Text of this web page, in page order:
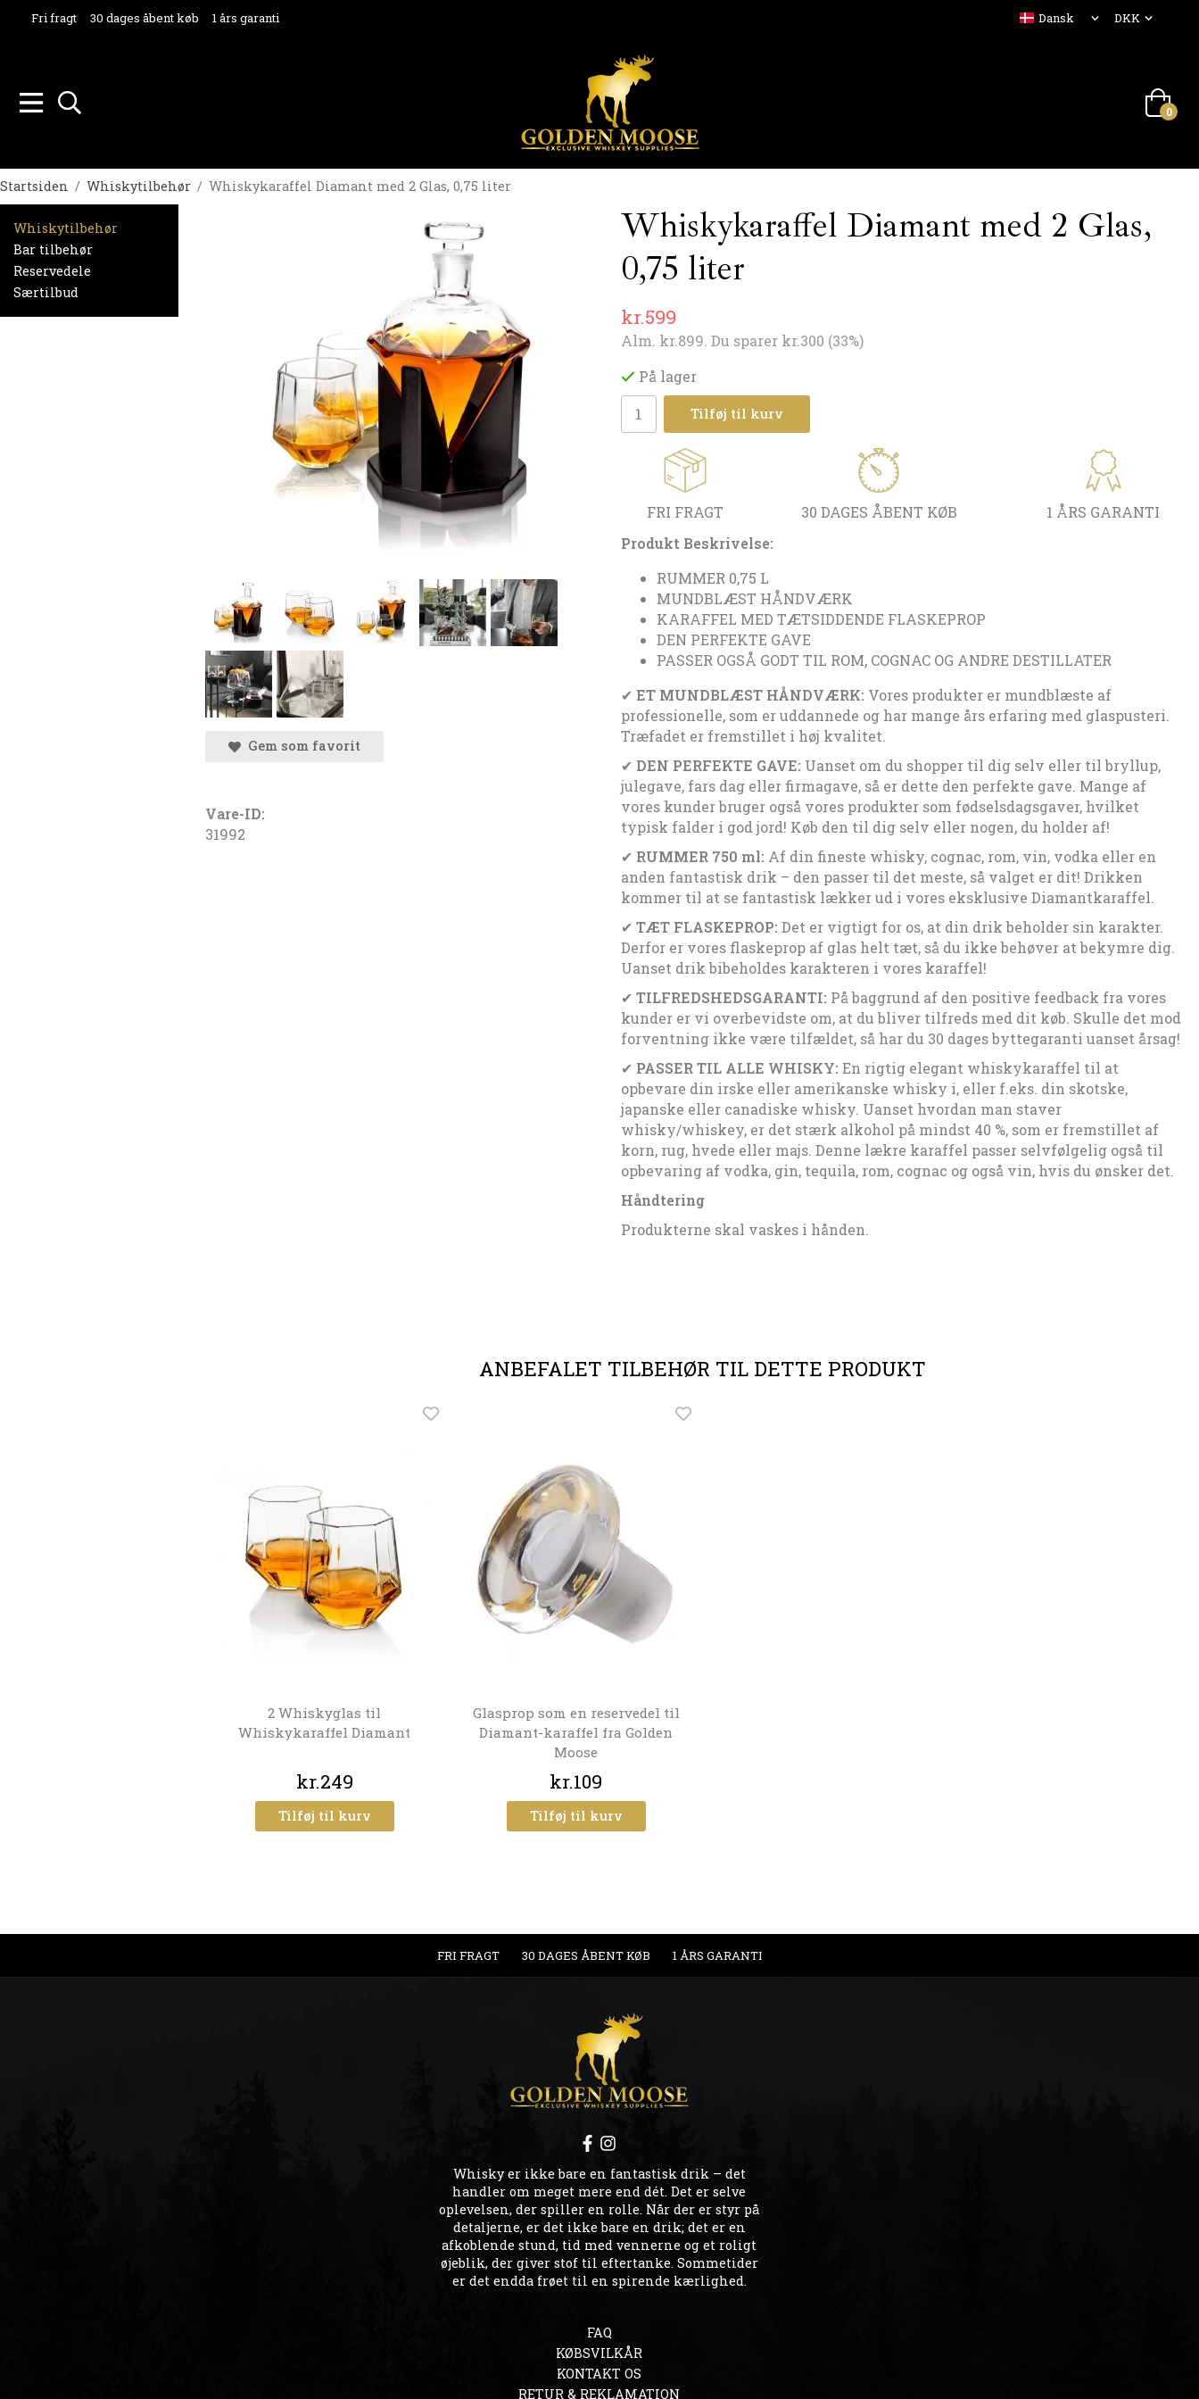
Fri fragt 30 dages åbent køb 1 års garanti
0
Startsiden / Whiskytilbehør / Whiskykaraffel Diamant med 2 Glas, 0,75 liter
Whiskytilbehør
Bar tilbehør
Reservedele
Særtilbud
Whiskykaraffel Diamant med 2 Glas,
0,75 liter
kr.599
Alm. kr.899. Du sparer kr.300 (33%)
På lager
Tilføj til kurv
FRI FRAGT 30 DAGES ÅBENT KØB
1 ÅRS GARANTI
Produkt Beskrivelse:
RUMMER 0,75 L
MUNDBLÆST HÅNDVÆRK
KARAFFEL MED TÆTSIDDENDE FLASKEPROP
DEN PERFEKTE GAVE
PASSER OGSÅ GODT TIL ROM, COGNAC OG ANDRE DESTILLATER
✔ ET MUNDBLÆST HÅNDVÆRK: Vores produkter er mundblæste af
professionelle, som er uddannede og har mange års erfaring med glaspusteri.
Træfadet er fremstillet i høj kvalitet.
✔ DEN PERFEKTE GAVE: Uanset om du shopper til dig selv eller til bryllup,
julegave, fars dag eller firmagave, så er dette den perfekte gave. Mange af
vores kunder bruger også vores produkter som fødselsdagsgaver, hvilket
typisk falder i god jord! Køb den til dig selv eller nogen, du holder af!
✔ RUMMER 750 ml: Af din fineste whisky, cognac, rom, vin, vodka eller en
anden fantastisk drik – den passer til det meste, så valget er dit! Drikken
kommer til at se fantastisk lækker ud i vores eksklusive Diamantkaraffel.
✔ TÆT FLASKEPROP: Det er vigtigt for os, at din drik beholder sin karakter.
Derfor er vores flaskeprop af glas helt tæt, så du ikke behøver at bekymre dig.
Uanset drik bibeholdes karakteren i vores karaffel!
✔ TILFREDSHEDSGARANTI: På baggrund af den positive feedback fra vores
kunder er vi overbevidste om, at du bliver tilfreds med dit køb. Skulle det mod
forventning ikke være tilfældet, så har du 30 dages byttegaranti uanset årsag!
✔ PASSER TIL ALLE WHISKY: En rigtig elegant whiskykaraffel til at
opbevare din irske eller amerikanske whisky i, eller f.eks. din skotske,
japanske eller canadiske whisky. Uanset hvordan man staver
whisky/whiskey, er det stærk alkohol på mindst 40 %, som er fremstillet af
korn, rug, hvede eller majs. Denne lækre karaffel passer selvfølgelig også til
opbevaring af vodka, gin, tequila, rom, cognac og også vin, hvis du ønsker det.
Håndtering
Produkterne skal vaskes i hånden.
Gem som favorit
Vare-ID:
31992
ANBEFALET TILBEHØR TIL DETTE PRODUKT
2 Whiskyglas til
Whiskykaraffel Diamant
kr.249
Tilføj til kurv
Glasprop som en reservedel til
Diamant-karaffel fra Golden
Moose
kr.109
Tilføj til kurv
FRI FRAGT 30 DAGES ÅBENT KØB 1 ÅRS GARANTI
FAQ
KØBSVILKÅR
KONTAKT OS
RETUR & REKLAMATION
Whisky er ikke bare en fantastisk drik – det
handler om meget mere end dét. Det er selve
oplevelsen, der spiller en rolle. Når der er styr på
detaljerne, er det ikke bare en drik; det er en
afkoblende stund, tid med vennerne og et roligt
øjeblik, der giver stof til eftertanke. Sommetider
er det endda frøet til en spirende kærlighed.